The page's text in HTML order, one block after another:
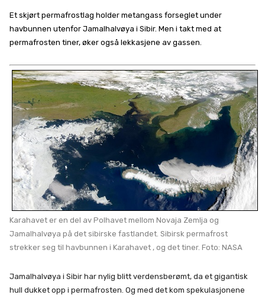
Et skjørt permafrostlag holder metangass forseglet under
havbunnen utenfor Jamalhalvøya i Sibir. Men i takt med at
permafrosten tiner, øker også lekkasjene av gassen.
Karahavet er en del av Polhavet mellom Novaja Zemlja og
Jamalhalvøya på det sibirske fastlandet. Sibirsk permafrost
strekker seg til havbunnen i Karahavet , og det tiner. Foto: NASA
Jamalhalvøya i Sibir har nylig blitt verdensberømt, da et gigantisk
hull dukket opp i permafrosten. Og med det kom spekulasjonene